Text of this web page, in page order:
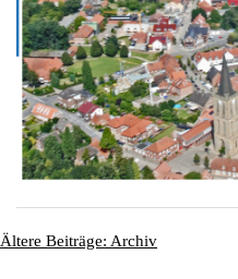
Ältere Beiträge: Archiv